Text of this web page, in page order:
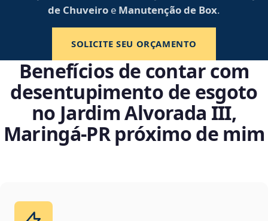
de Chuveiro e Manutenção de Box.
SOLICITE SEU ORÇAMENTO
Benefícios de contar com
desentupimento de esgoto
no Jardim Alvorada III,
Maringá‑PR próximo de mim